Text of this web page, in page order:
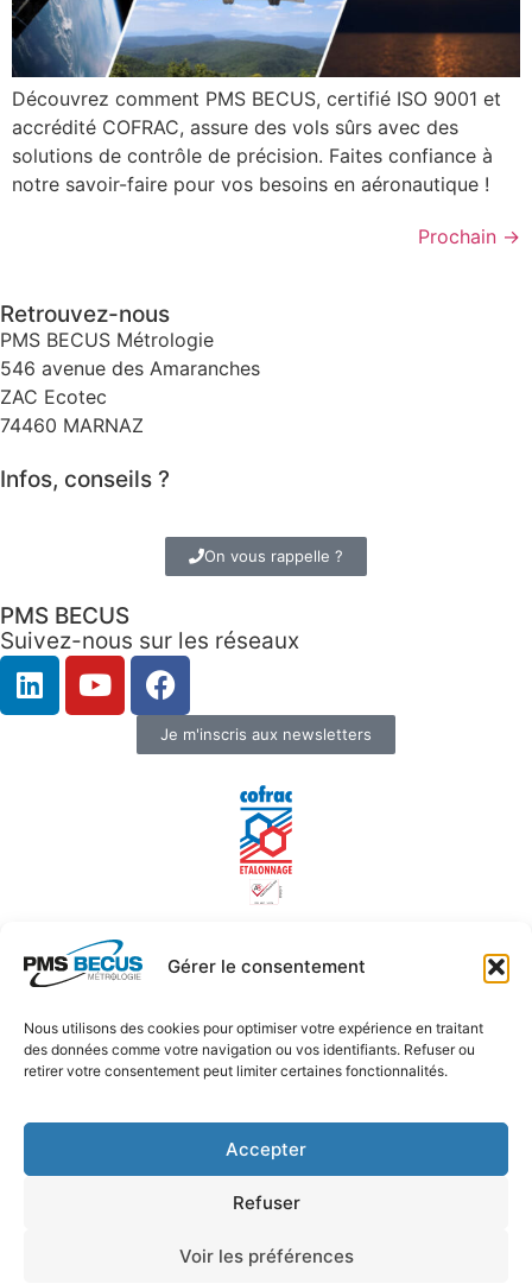
Gérer le consentement
Nous utilisons des cookies pour optimiser votre expérience en traitant
des données comme votre navigation ou vos identifiants. Refuser ou
retirer votre consentement peut limiter certaines fonctionnalités.
Accepter
Refuser
Voir les préférences
Découvrez comment PMS BECUS, certifié ISO 9001 et
accrédité COFRAC, assure des vols sûrs avec des
solutions de contrôle de précision. Faites confiance à
notre savoir-faire pour vos besoins en aéronautique !
Prochain →
Retrouvez-nous
PMS BECUS Métrologie
546 avenue des Amaranches
ZAC Ecotec
74460 MARNAZ
Infos, conseils ?
On vous rappelle ?
PMS BECUS
Suivez-nous sur les réseaux
Je m'inscris aux newsletters
*Le laboratoire d’étalonnage PMS BECUS Métrologie est
accrédité par le COFRAC sous N° d’accréditation 2-1658
Protection des données
Conditions générales de vente
Politique de cookies (UE)